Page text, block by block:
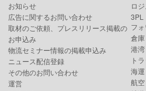
お知らせ
広告に関するお問い合わせ
取材のご依頼、プレスリリース掲載の
お申込み
物流セミナー情報の掲載申込み
ニュース配信登録
その他のお問い合わせ
運営
ロ
3PL
フ
倉庫
港湾
ト
海運
航空